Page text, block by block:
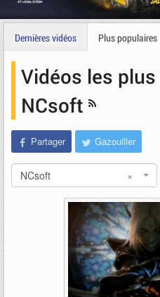
Dernières vidéos Plus populaires
Vidéos les
NCsoft
Partager Gazouiller
×
NCsoft